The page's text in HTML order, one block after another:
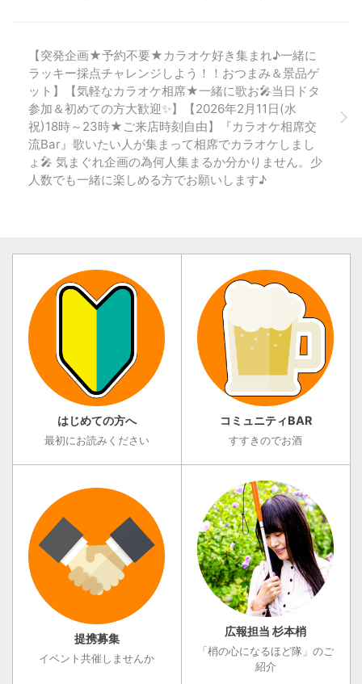
してい ...
【突発企画★予約不要★カラオケ好き集まれ♪一緒に
ラッキー採点チャレンジしよう！！おつまみ＆景品ゲ
ット】【気軽なカラオケ相席★一緒に歌お🎤当日ドタ
参加＆初めての方大歓迎✨】【2026年2月11日(水
祝)18時～23時★ご来店時刻自由】『カラオケ相席交
流Bar』歌いたい人が集まって相席でカラオケしまし
ょ🎤 気まぐれ企画の為何人集まるか分かりません。少
人数でも一緒に楽しめる方でお願いします♪
はじめての方へ
最初にお読みください
コミュニティBAR
すすきのでお酒
提携募集
イベント共催しませんか
広報担当 杉本梢
「梢の心になるほど隊」のご
紹介